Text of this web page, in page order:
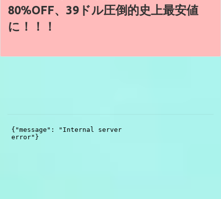
80%OFF、39ドル圧倒的史上最安値
に！！！